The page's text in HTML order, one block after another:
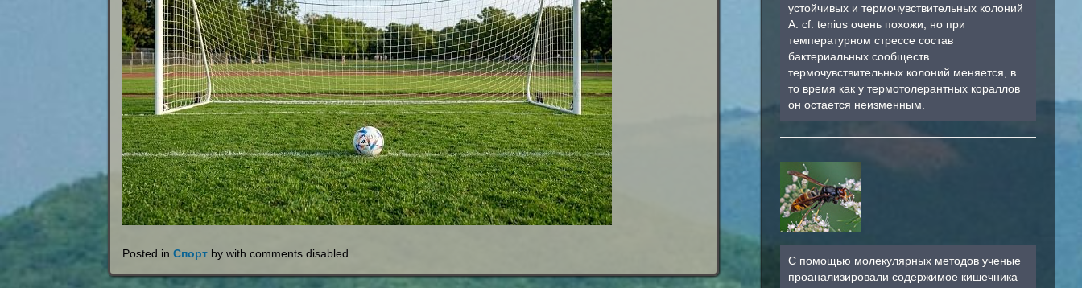
Posted inСпорт by withcomments disabled
устойчивых и термочувствительных колоний
A. cf. tenius очень похожи, но при
температурном стрессе состав
бактериальных сообществ
термочувствительных колоний меняется, в
то время как у термотолерантных кораллов
он остается неизменным.
С помощью молекулярных методов ученые
проанализировали содержимое кишечника